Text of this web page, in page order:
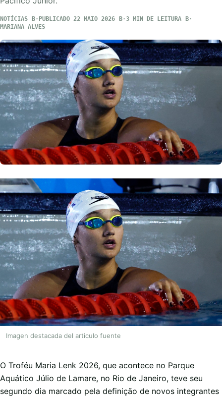
NOTÍCIAS PUBLICADO 22 MAIO 2026
3 MIN DE LEITURA
MARIANA ALVES
Imagen destacada del articulo fuente
O Troféu Maria Lenk 2026, que acontece no Parque
Aquático Júlio de Lamare, no Rio de Janeiro, teve seu
segundo dia marcado pela definição de novos integrantes